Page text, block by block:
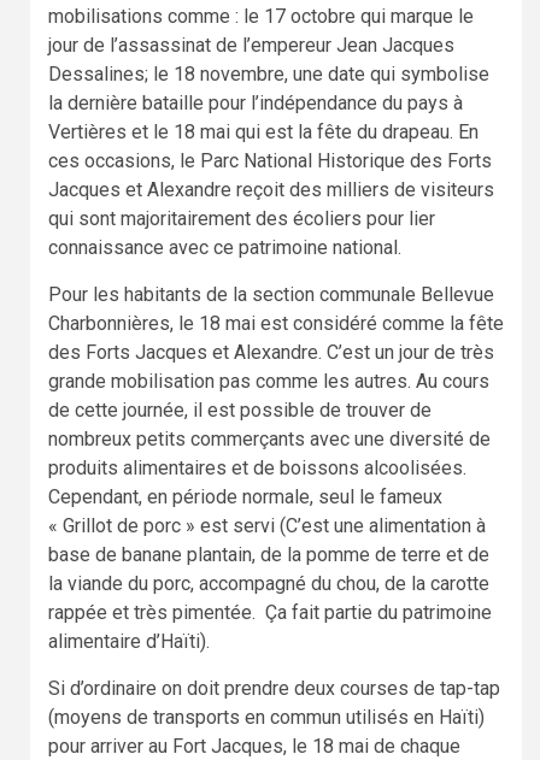
mobilisations comme : le 17 octobre qui marque le
jour de l’assassinat de l’empereur Jean Jacques
Dessalines; le 18 novembre, une date qui symbolise
la dernière bataille pour l’indépendance du pays à
Vertières et le 18 mai qui est la fête du drapeau. En
ces occasions, le Parc National Historique des Forts
Jacques et Alexandre reçoit des milliers de visiteurs
qui sont majoritairement des écoliers pour lier
connaissance avec ce patrimoine national.
Pour les habitants de la section communale Bellevue
Charbonnières, le 18 mai est considéré comme la fête
des Forts Jacques et Alexandre. C’est un jour de très
grande mobilisation pas comme les autres. Au cours
de cette journée, il est possible de trouver de
nombreux petits commerçants avec une diversité de
produits alimentaires et de boissons alcoolisées.
Cependant, en période normale, seul le fameux
« Grillot de porc » est servi (C’est une alimentation à
base de banane plantain, de la pomme de terre et de
la viande du porc, accompagné du chou, de la carotte
rappée et très pimentée. Ça fait partie du patrimoine
alimentaire d’Haïti).
Si d’ordinaire on doit prendre deux courses de tap-tap
(moyens de transports en commun utilisés en Haïti)
pour arriver au Fort Jacques, le 18 mai de chaque